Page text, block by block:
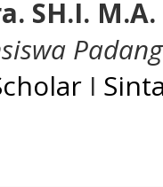
SH.I. M.A.
Padang
I